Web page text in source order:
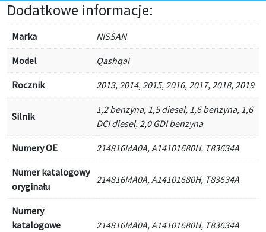
Dodatkowe informacje:
Marka NISSAN
Model Qashqai
Rocznik 2013, 2014, 2015, 2016, 2017, 2018, 2019
Silnik
1,2 benzyna, 1,5 diesel, 1,6 benzyna, 1,6
DCI diesel, 2,0 GDI benzyna
Numery OE 214816MA0A, A14101680H, T83634A
Numer katalogowy
oryginału
214816MA0A, A14101680H, T83634A
Numery
katalogowe
214816MA0A, A14101680H, T83634A